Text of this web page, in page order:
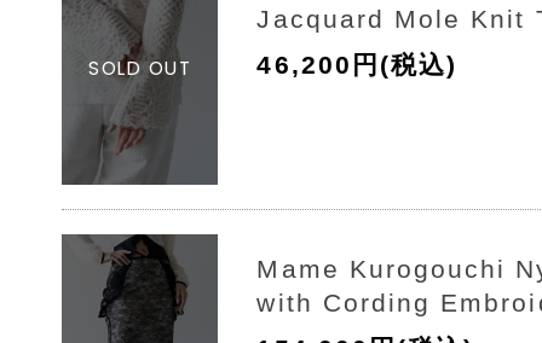
Jacquard Mole Knit
46,200円(税込)
Mame Kurogouchi
with Cording